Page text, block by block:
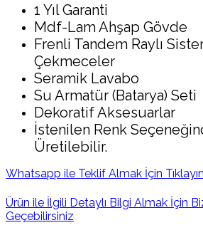
1 Yıl Garanti
Mdf-Lam Ahşap Gövde
Frenli Tandem Raylı
Çekmeceler
Seramik Lavabo
Su Armatür (Batarya) Seti
Dekoratif Aksesuarlar
İstenilen Renk
Üretilebilir.
Whatsapp ile Teklif Almak İçin Tıklayın
Ürün ile İlgili Detaylı Bilgi Almak İçin
Geçebilirsiniz